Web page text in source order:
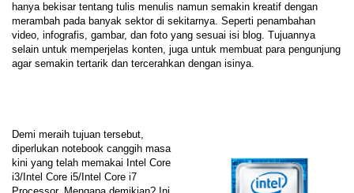
hanya bekisar tentang tulis menulis namun semakin kreatif dengan
merambah pada banyak sektor di sekitarnya. Seperti penambahan
video, infografis, gambar, dan foto yang sesuai isi blog. Tujuannya
selain untuk memperjelas konten, juga untuk membuat para pengunjung
agar semakin tertarik dan tercerahkan dengan isinya.
Demi meraih tujuan tersebut,
diperlukan notebook canggih masa
kini yang telah memakai Intel Core
i3/Intel Core i5/Intel Core i7